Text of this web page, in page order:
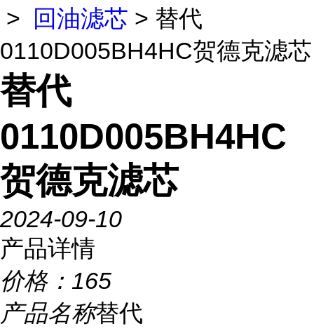
>
回油滤芯 > 替代
0110D005BH4HC贺德克滤芯
替代
0110D005BH4HC
贺德克滤芯
2024-09-10
产品详情
价格： 165
产品名称替代